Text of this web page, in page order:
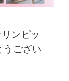
ンピッ
うござい